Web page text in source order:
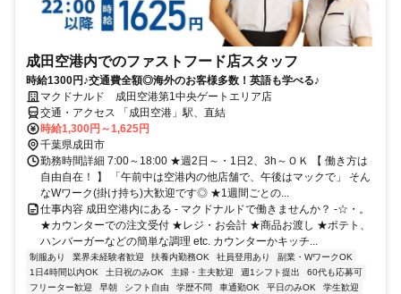
成田空港内でのファストフード店スタッフ
時給1300円♪交通費全額◎海外のお客様多数！英語も学べる♪
マクドナルド 成田空港第1中央ゲートエリア店
交通・アクセス 「成田空港」駅、直結
時給1,300円～1,625円
千葉県成田市
勤務時間詳細 7:00～18:00 ★週2日～・1日2、3h～ＯＫ 【 働き方は
自由自在！ 】 「午前中は空港内の他店舗で、午後はマックで」 そん
なWワーク(掛け持ち)大歓迎です◎ ★1週間ごとの...
仕事内容 成田空港内にある - マクドナルドで働きませんか？ -☆・。
★カウンターでの注文受付 ★レジ・お会計 ★商品お渡し ★ポテト、
ハンバーガーなどの簡単な調理 etc. カウンターかキッチ...
制服あり 業界未経験者歓迎 扶養内勤務OK 社員登用あり
副業・WワークOK
1日4時間以内OK
土日祝のみOK 主婦・主夫歓迎 週1シフト提出
60代も応募可
フリーター歓迎
早朝 シフト自由 学歴不問 車通勤OK 平日のみOK
学生歓迎